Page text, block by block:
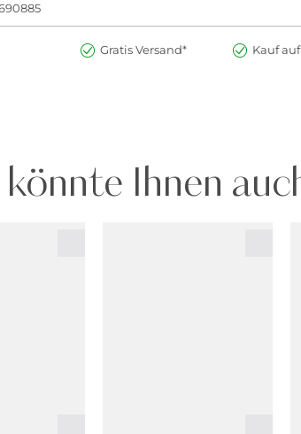
Gratis Versand* Kauf
Ihnen